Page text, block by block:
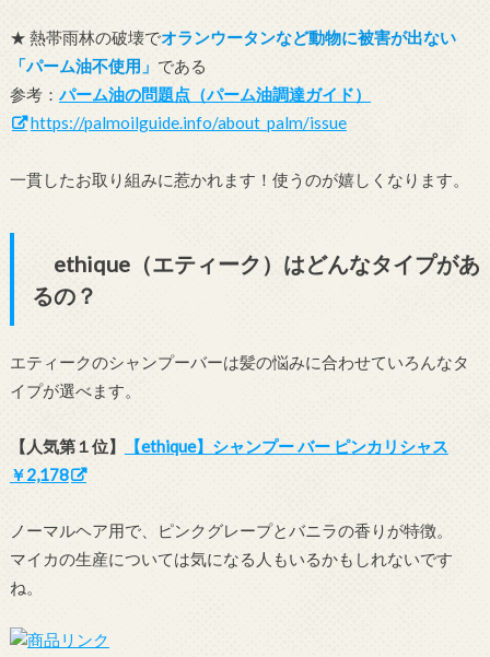
★ 熱帯雨林の破壊でオランウータンなど動物に被害が出ない
「パーム油不使用」 である
参考： パーム油の問題点（パーム油調達ガイド）
https://palmoilguide.info/about_palm/issue
一貫したお取り組みに惹かれます！使うのが嬉しくなります。
ethique（エティーク）はどんなタイプがあ
るの？
エティークのシャンプーバーは髪の悩みに合わせていろんなタ
イプが選べます。
【人気第１位】
【ethique】シャンプー バー ピンカリシャス
￥2,178
ノーマルヘア用で、ピンクグレープとバニラの香りが特徴。
マイカの生産については気になる人もいるかもしれないです
ね。